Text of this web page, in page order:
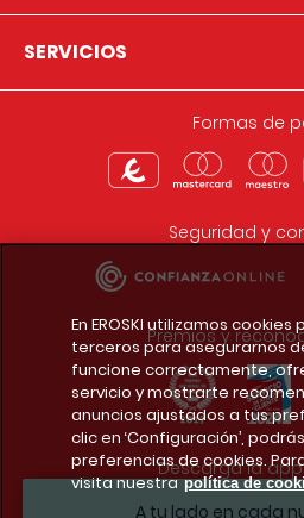
A tu lado en cada
SERVICIOS
Formas de
Seguridad y
Premios y
Descarga la
En EROSKI utilizamos cookies
terceros para asegurarnos
funcione correctamente,
servicio y mostrarte
anuncios ajustados a tus
clic en ‘Configuración’,
preferencias de cookies.
visita nuestra política de